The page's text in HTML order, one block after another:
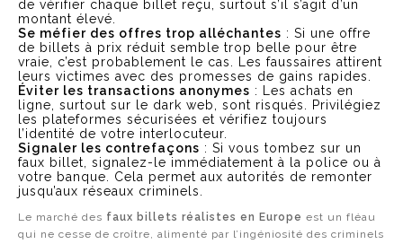
de vérifier chaque billet reçu, surtout s’il s’agit d’un
montant élevé.
Se méfier des offres trop alléchantes : Si une offre
de billets à prix réduit semble trop belle pour être
vraie, c’est probablement le cas. Les faussaires attirent
leurs victimes avec des promesses de gains rapides.
Éviter les transactions anonymes : Les achats en
ligne, surtout sur le dark web, sont risqués. Privilégiez
les plateformes sécurisées et vérifiez toujours
l’identité de votre interlocuteur.
Signaler les contrefaçons : Si vous tombez sur un
faux billet, signalez-le immédiatement à la police ou à
votre banque. Cela permet aux autorités de remonter
jusqu’aux réseaux criminels.
Le marché des faux billets réalistes en Europe est un fléau
qui ne cesse de croître, alimenté par l’ingéniosité des criminels